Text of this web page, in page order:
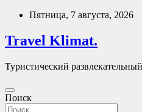
Перейти
содержимому
Пятница, 7 августа, 2026
Travel Klimat.
Туристический
Поиск